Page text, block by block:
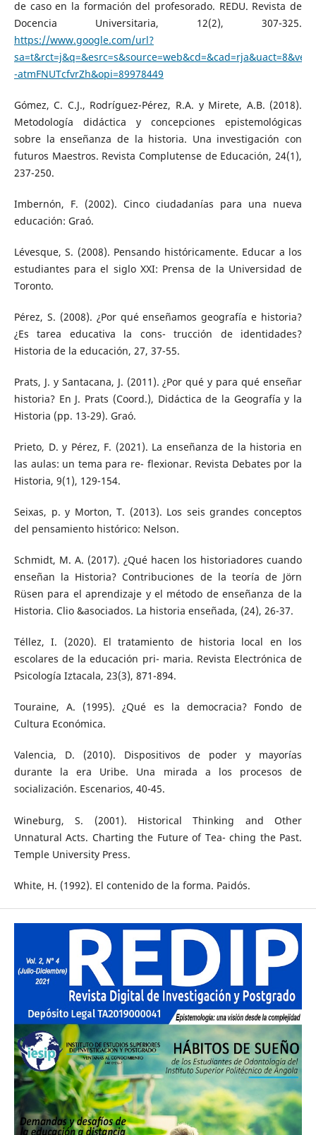
de caso en la formación del profesorado. REDU. Revista de
Docencia Universitaria, 12(2), 307-325.
https://www.google.com/url?
-atmFNUTcfvrZh&opi=89978449
Gómez, C. C.J., Rodríguez-Pérez, R.A. y Mirete, A.B. (2018).
Metodología didáctica y concepciones epistemológicas
sobre la enseñanza de la historia. Una investigación con
futuros Maestros. Revista Complutense de Educación, 24(1),
237-250.
Imbernón, F. (2002). Cinco ciudadanías para una nueva
educación: Graó.
Lévesque, S. (2008). Pensando históricamente. Educar a los
estudiantes para el siglo XXI: Prensa de la Universidad de
Toronto.
Pérez, S. (2008). ¿Por qué enseñamos geografía e historia?
¿Es tarea educativa la cons- trucción de identidades?
Historia de la educación, 27, 37-55.
Prats, J. y Santacana, J. (2011). ¿Por qué y para qué enseñar
historia? En J. Prats (Coord.), Didáctica de la Geografía y la
Historia (pp. 13-29). Graó.
Prieto, D. y Pérez, F. (2021). La enseñanza de la historia en
las aulas: un tema para re- flexionar. Revista Debates por la
Historia, 9(1), 129-154.
Seixas, p. y Morton, T. (2013). Los seis grandes conceptos
del pensamiento histórico: Nelson.
Schmidt, M. A. (2017). ¿Qué hacen los historiadores cuando
enseñan la Historia? Contribuciones de la teoría de Jörn
Rüsen para el aprendizaje y el método de enseñanza de la
Historia. Clio &asociados. La historia enseñada, (24), 26-37.
Téllez, I. (2020). El tratamiento de historia local en los
escolares de la educación pri- maria. Revista Electrónica de
Psicología Iztacala, 23(3), 871-894.
Touraine, A. (1995). ¿Qué es la democracia? Fondo de
Cultura Económica.
Valencia, D. (2010). Dispositivos de poder y mayorías
durante la era Uribe. Una mirada a los procesos de
socialización. Escenarios, 40-45.
Wineburg, S. (2001). Historical Thinking and Other
Unnatural Acts. Charting the Future of Tea- ching the Past.
Temple University Press.
White, H. (1992). El contenido de la forma. Paidós.